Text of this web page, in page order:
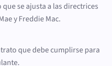
se ajusta a las directrices
y Freddie Mac.
que debe cumplirse para